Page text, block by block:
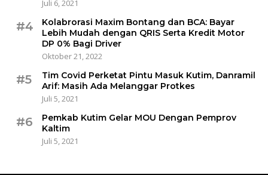
Juli 6, 2021
#4
Kolabrorasi Maxim Bontang dan BCA: Bayar
Lebih Mudah dengan QRIS Serta Kredit Motor
DP 0% Bagi Driver
Oktober 21, 2022
#5
Tim Covid Perketat Pintu Masuk Kutim, Danramil
Arif: Masih Ada Melanggar Protkes
Juli 5, 2021
#6
Pemkab Kutim Gelar MOU Dengan Pemprov
Kaltim
Juli 5, 2021